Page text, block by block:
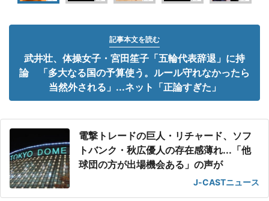
記事本文を読む
武井壮、体操女子・宮田笙子「五輪代表辞退」に持
論 「多大なる国の予算使う。ルール守れなかったら
当然外される」...ネット「正論すぎた」
電撃トレードの巨人・リチャード、ソフ
トバンク・秋広優人の存在感薄れ...「他
球団の方が出場機会ある」の声が
J-CASTニュース